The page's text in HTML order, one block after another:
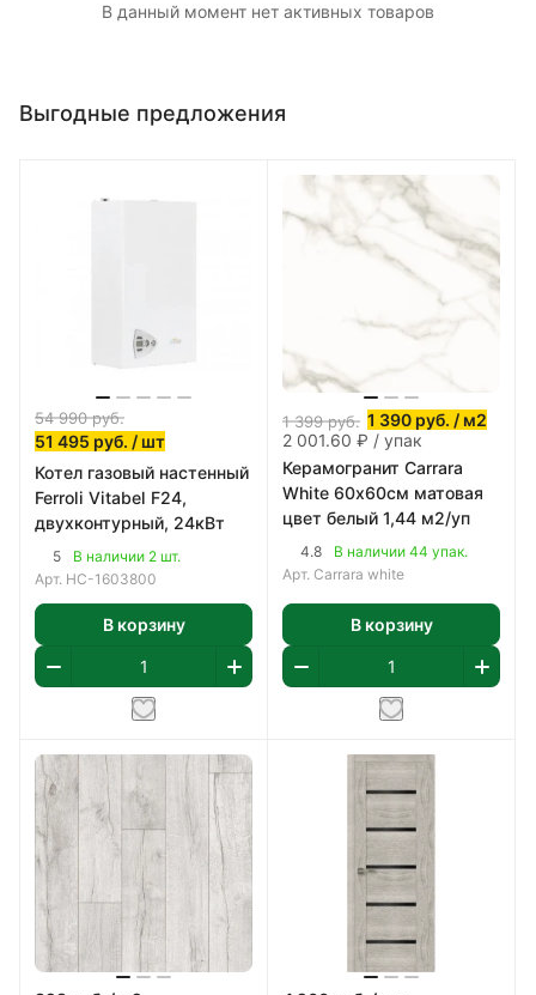
В данный момент нет активных товаров
Выгодные предложения
54 990руб.
51 495 руб. / шт
Котел газовый настенный
Ferroli Vitabel F24,
двухконтурный, 24кВт
5
В наличии 2 шт.
Арт. НС-1603800
В корзину
1 399руб. 1 390 руб. / м2
2 001.60 ₽ / упак
Керамогранит Carrara
White 60х60см матовая
цвет белый 1,44 м2/уп
4.8
В наличии 44 упак.
Арт. Carrara white
В корзину